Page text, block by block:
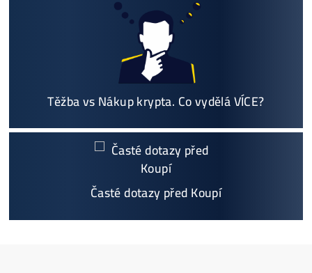
Nejčtenější
8x Proč do Těžby Neinvestovat ANI
CENT + 8x Proč ANO